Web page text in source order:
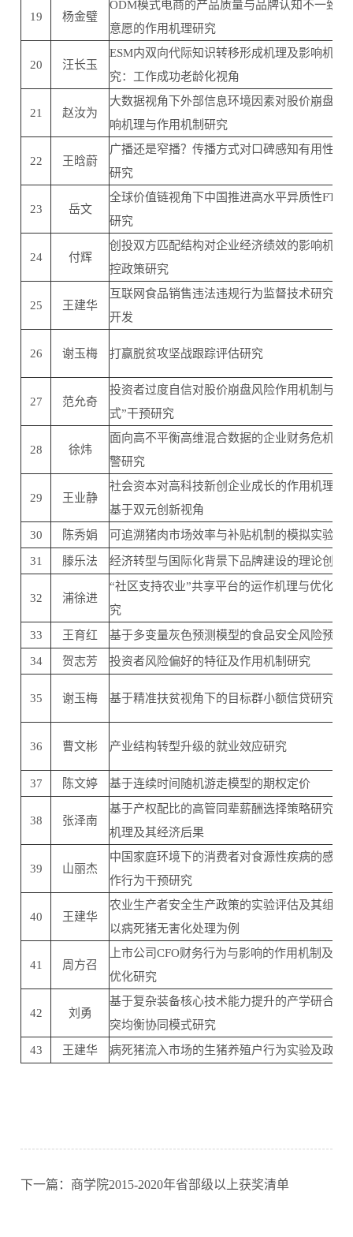
19 杨金璧
ODM模式电商的产品质量与品牌认知不一致对
意愿的作用机理研究
20 汪长玉
ESM内双向代际知识转移形成机理及影响机制
究：工作成功老龄化视角
21 赵汝为
大数据视角下外部信息环境因素对股价崩盘风
响机理与作用机制研究
22 王晗蔚
广播还是窄播？传播方式对口碑感知有用性的
研究
23 岳文
全球价值链视角下中国推进高水平异质性FTA
研究
24 付辉
创投双方匹配结构对企业经济绩效的影响机制
控政策研究
25 王建华
互联网食品销售违法违规行为监督技术研究与
开发
26 谢玉梅 打赢脱贫攻坚战跟踪评估研究
27 范允奇
投资者过度自信对股价崩盘风险作用机制与“
式”干预研究
28 徐炜
面向高不平衡高维混合数据的企业财务危机动
警研究
29 王业静
社会资本对高科技新创企业成长的作用机理研
基于双元创新视角
30
陈秀娟 可追溯猪肉市场效率与补贴机制的模拟实验研
31 滕乐法 经济转型与国际化背景下品牌建设的理论创新
32 浦徐进
“社区支持农业”共享平台的运作机理与优化策
究
33
王育红 基于多变量灰色预测模型的食品安全风险预警
34 贺志芳 投资者风险偏好的特征及作用机制研究
35 谢玉梅 基于精准扶贫视角下的目标群小额信贷研究
36 曹文彬 产业结构转型升级的就业效应研究
37 陈文婷 基于连续时间随机游走模型的期权定价
38 张泽南
基于产权配比的高管同辈薪酬选择策略研究：
机理及其经济后果
39 山丽杰
中国家庭环境下的消费者对食源性疾病的感知
作行为干预研究
40 王建华
农业生产者安全生产政策的实验评估及其组合
以病死猪无害化处理为例
41 周方召
上市公司CFO财务行为与影响的作用机制及其
优化研究
42 刘勇
基于复杂装备核心技术能力提升的产学研合作
突均衡协同模式研究
43
王建华 病死猪流入市场的生猪养殖户行为实验及政策
下一篇：商学院2015-2020年省部级以上获奖清单